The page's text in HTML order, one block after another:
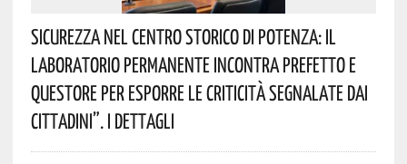
Sicurezza Nel Centro Storico Di Potenza: Il
Laboratorio Permanente Incontra Prefetto E
Questore Per Esporre Le Criticità Segnalate Dai
Cittadini”. I Dettagli